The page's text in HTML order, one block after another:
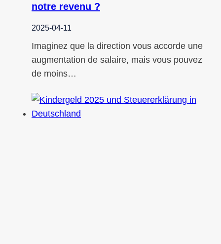
notre revenu ?
2025-04-11
Imaginez que la direction vous accorde une
augmentation de salaire, mais vous pouvez
de moins…